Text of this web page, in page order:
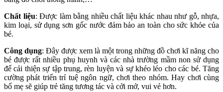
Chất liệu: Được làm bằng nhiều chất liệu khác nhau như gỗ, nhựa,
kim loại, sử dụng sơn gốc nước đảm bảo an toàn cho sức khỏe của
bé.
Công dụng: Đây được xem là một trong những đồ chơi kĩ năng cho
bé được rất nhiều phụ huynh và các nhà trường mầm non sử dụng
để cải thiện sự tập trung, rèn luyện và sự khéo léo cho các bé. Tăng
cường phát triển trí tuệ ngôn ngữ, chơi theo nhóm. Hay chơi cùng
bố mẹ sẽ giúp trẻ tăng tương tác và cởi mở, vui vẻ hơn.